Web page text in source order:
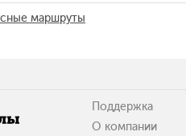
маршруты
Поддержка
О компании